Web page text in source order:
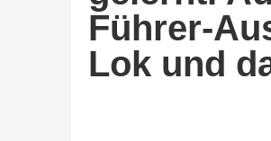
Führer-
Lok und